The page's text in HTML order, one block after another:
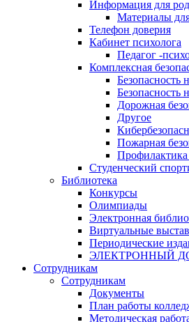
Информация для
Материалы
Телефон доверия
Кабинет психолога
Педагог -
Комплексная
Безопасность
Безопасность
Дорожная
Другое
Пожарная
Профилактика
Студенческий
Библиотека
Конкурсы
Олимпиады
Электронная
Виртуальные
Периодические
ЭЛЕКТРОННЫЙ
Сотрудникам
Сотрудникам
Документы
План работы
Методическая